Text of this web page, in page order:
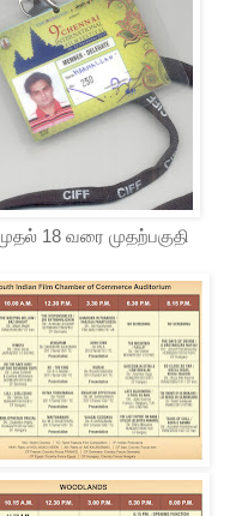
18 வரை முதற்பகுதி